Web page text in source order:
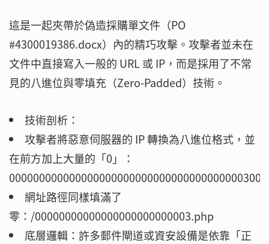
這是一起夾帶於偽造採購單文件（PO
#4300019386.docx）內的精巧攻擊。攻擊者並未在
文件中直接寫入一般的 URL 或 IP，而是採用了不常
見的八進位與零填充（Zero-Padded）技術。
技術剖析：
攻擊者將惡意伺服器的 IP 轉換為八進位格式，並
在前方加上大量的「0」：
網址路徑同樣填滿了
零：/00000000000000000000000003.php
底層邏輯：許多郵件閘道或資安設備是依靠「正